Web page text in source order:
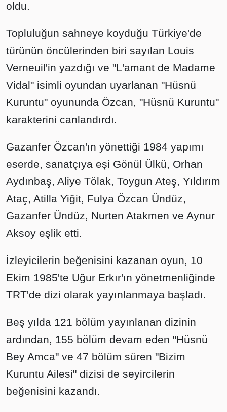
oldu.
Topluluğun sahneye koyduğu Türkiye'de
türünün öncülerinden biri sayılan Louis
Verneuil'in yazdığı ve "L'amant de Madame
Vidal" isimli oyundan uyarlanan "Hüsnü
Kuruntu" oyununda Özcan, "Hüsnü Kuruntu"
karakterini canlandırdı.
Gazanfer Özcan'ın yönettiği 1984 yapımı
eserde, sanatçıya eşi Gönül Ülkü, Orhan
Aydınbaş, Aliye Tölak, Toygun Ateş, Yıldırım
Ataç, Atilla Yiğit, Fulya Özcan Ündüz,
Gazanfer Ündüz, Nurten Atakmen ve Aynur
Aksoy eşlik etti.
İzleyicilerin beğenisini kazanan oyun, 10
Ekim 1985'te Uğur Erkır'ın yönetmenliğinde
TRT'de dizi olarak yayınlanmaya başladı.
Beş yılda 121 bölüm yayınlanan dizinin
ardından, 155 bölüm devam eden "Hüsnü
Bey Amca" ve 47 bölüm süren "Bizim
Kuruntu Ailesi" dizisi de seyircilerin
beğenisini kazandı.